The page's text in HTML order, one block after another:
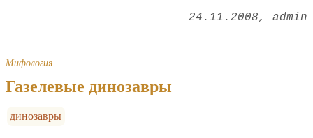
24.11.2008 admin
Мифология
Газелевые динозавры
динозавры